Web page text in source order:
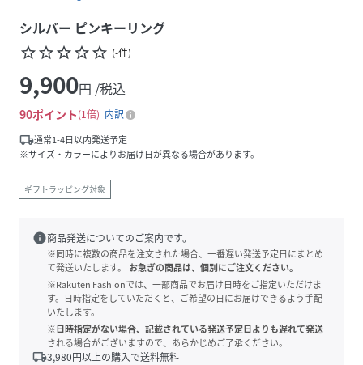
シルバー ピンキーリング
star_borderstar_borderstar_borderstar_borderstar_border (-件)
9,900円 /税込
90ポイント 1倍
内訳
local_shipping通常1-4日以内発送予定
※サイズ・カラーによりお届け日が異なる場合があります。
ギフトラッピング対象
info商品発送についてのご案内です。
※同時に複数の商品を注文された場合、一番遅い発送予定日にまとめ
て発送いたします。
お急ぎの商品は、個別にご注文ください。
※Rakuten Fashionでは、一部商品でお届け日時をご指定いただけま
す。日時指定をしていただくと、ご希望の日にお届けできるよう手配
いたします。
※日時指定がない場合、記載されている発送予定日よりも遅れて発送
される場合がございますので、あらかじめご了承ください。
local_shipping3,980円以上の購入で送料無料